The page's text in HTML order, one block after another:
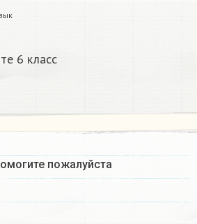
6 класс
пожалуйста